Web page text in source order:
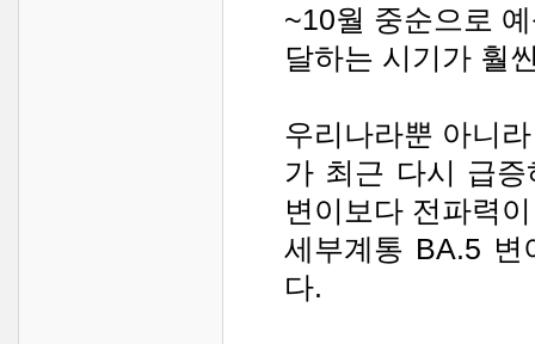
~10월 중순으로
달하는 시기가 훨
우리나라뿐 아니
가 최근 다시 급
변이보다 전파력
세부계통 BA.5 변
다.